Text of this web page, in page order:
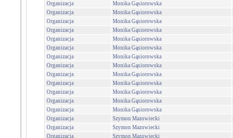
Organizacja
Monika Gąsiorowska
Organizacja
Monika Gąsiorowska
Organizacja
Monika Gąsiorowska
Organizacja
Monika Gąsiorowska
Organizacja
Monika Gąsiorowska
Organizacja
Monika Gąsiorowska
Organizacja
Monika Gąsiorowska
Organizacja
Monika Gąsiorowska
Organizacja
Monika Gąsiorowska
Organizacja
Monika Gąsiorowska
Organizacja
Monika Gąsiorowska
Organizacja
Monika Gąsiorowska
Organizacja
Monika Gąsiorowska
Organizacja
Szymon Mazowiecki
Organizacja
Szymon Mazowiecki
Organizacja
Szymon Mazowiecki